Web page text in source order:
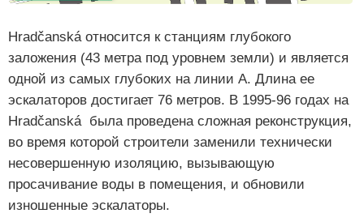
Hradčanská относится к станциям глубокого
заложения (43 метра под уровнем земли) и является
одной из самых глубоких на линии А. Длина ее
эскалаторов достигает 76 метров. В 1995-96 годах на
Hradčanská была проведена сложная реконструкция,
во время которой строители заменили технически
несовершенную изоляцию, вызывающую
просачивание воды в помещения, и обновили
изношенные эскалаторы.